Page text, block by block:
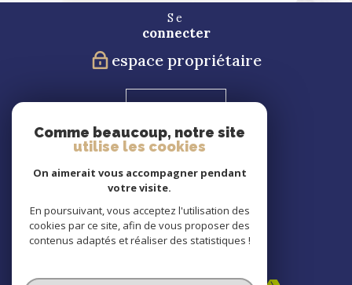
Se
connecter
espace propriétaire
suivre
Nous
Comme beaucoup, notre site
utilise les cookies
On aimerait vous accompagner pendant
votre visite.
En poursuivant, vous acceptez l'utilisation des
cookies par ce site, afin de vous proposer des
contenus adaptés et réaliser des statistiques !